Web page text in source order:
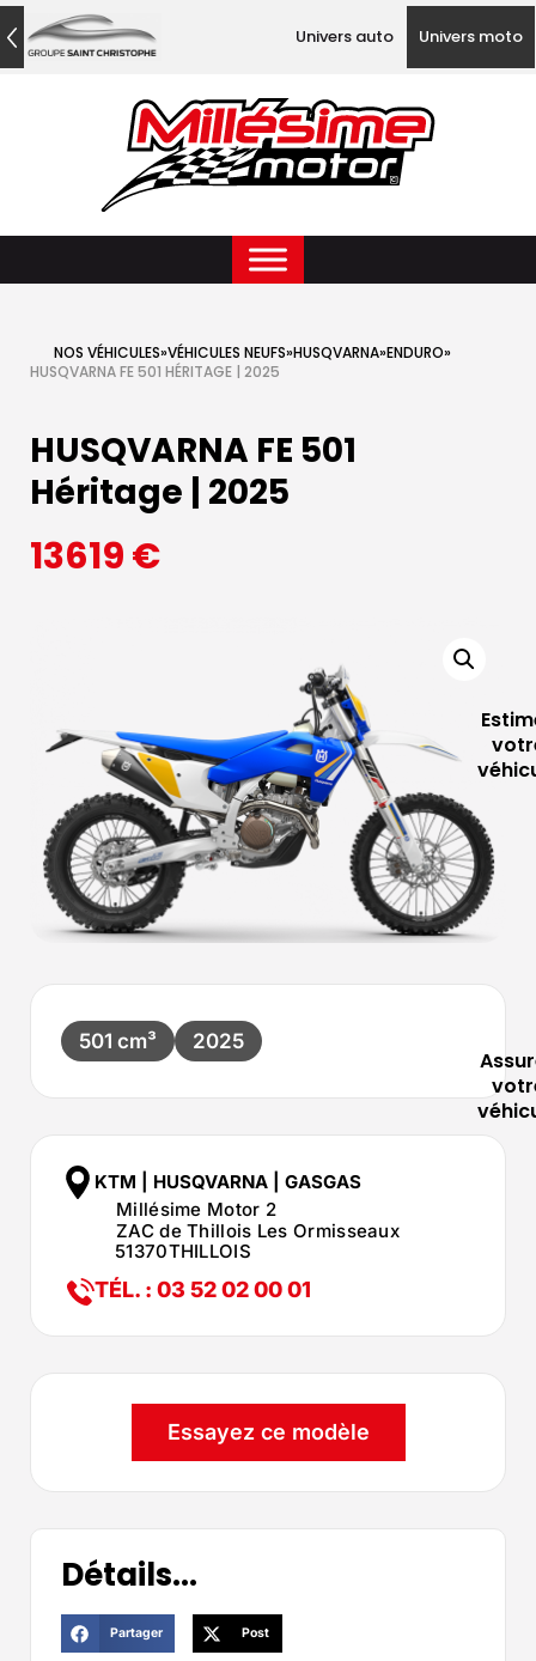
Univers auto Univers moto
NOS VÉHICULES»VÉHICULES NEUFS»HUSQVARNA»ENDURO»
HUSQVARNA FE 501 HÉRITAGE | 2025
HUSQVARNA FE 501
Héritage | 2025
13619€
501 cm³ 2025
KTM | HUSQVARNA | GASGAS
Millésime Motor 2
ZAC de Thillois Les Ormisseaux
51370THILLOIS
TÉL. : 03 52 02 00 01
Essayez ce modèle
Détails...
Partager Post